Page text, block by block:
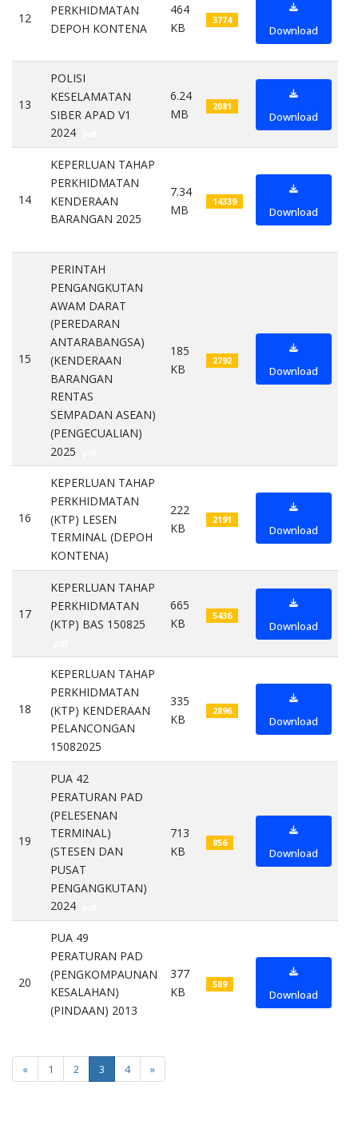
12
PERKHIDMATAN
DEPOH KONTENA
464
KB
3774
Download
13
POLISI
KESELAMATAN
SIBER APAD V1
2024
6.24
MB
2081
Download
14
KEPERLUAN TAHAP
PERKHIDMATAN
KENDERAAN
BARANGAN 2025
7.34
MB
14339
Download
15
PERINTAH
PENGANGKUTAN
AWAM DARAT
(PEREDARAN
ANTARABANGSA)
(KENDERAAN
BARANGAN
RENTAS
SEMPADAN ASEAN)
(PENGECUALIAN)
2025
185
KB
2792
Download
16
KEPERLUAN TAHAP
PERKHIDMATAN
(KTP) LESEN
TERMINAL (DEPOH
KONTENA)
222
KB
2191
Download
17
KEPERLUAN TAHAP
PERKHIDMATAN
(KTP) BAS 150825
665
KB
5436
Download
18
KEPERLUAN TAHAP
PERKHIDMATAN
(KTP) KENDERAAN
PELANCONGAN
15082025
335
KB
2896
Download
19
PUA 42
PERATURAN PAD
(PELESENAN
TERMINAL)
(STESEN DAN
PUSAT
PENGANGKUTAN)
2024
713
KB
856
Download
20
PUA 49
PERATURAN PAD
(PENGKOMPAUNAN
KESALAHAN)
(PINDAAN) 2013
377
KB
589
Download
« 1 2 3 4 »